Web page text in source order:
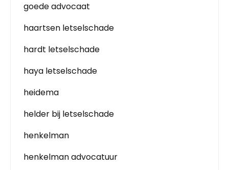
goede advocaat
haartsen letselschade
hardt letselschade
haya letselschade
heidema
helder bij letselschade
henkelman
henkelman advocatuur